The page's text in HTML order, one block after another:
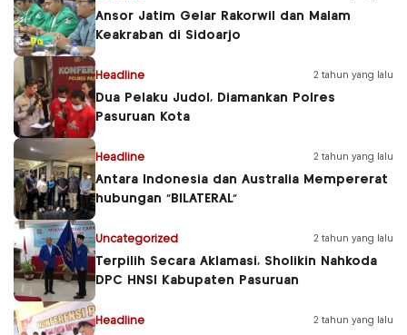
Ansor Jatim Gelar Rakorwil dan Malam
Keakraban di Sidoarjo
Headline 2 tahun yang lalu
Dua Pelaku Judol, Diamankan Polres
Pasuruan Kota
Headline 2 tahun yang lalu
Antara Indonesia dan Australia Mempererat
hubungan “BILATERAL”
Uncategorized 2 tahun yang lalu
Terpilih Secara Aklamasi, Sholikin Nahkoda
DPC HNSI Kabupaten Pasuruan
Headline 2 tahun yang lalu